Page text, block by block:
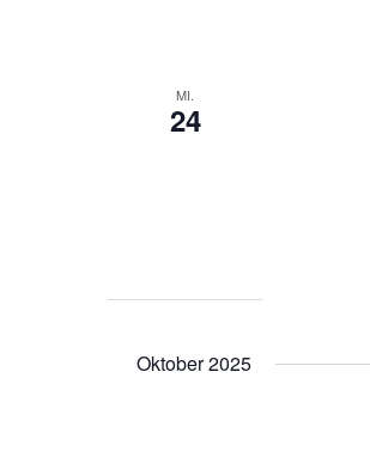
MI.
24
Oktober 2025